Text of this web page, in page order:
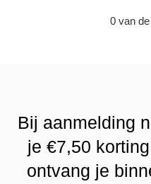
0 van
Bij aanmelding
je €7,50
ontvang je